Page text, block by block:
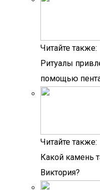
Читайте также:
Ритуалы
помощью
Читайте также:
Какой камень
Виктория?